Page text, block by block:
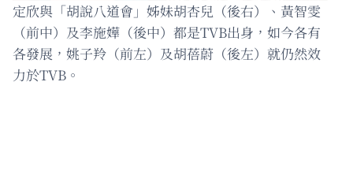
定欣與「胡說八道會」姊妹胡杏兒（後右）、黃智雯
（前中）及李施嬅（後中）都是TVB出身，如今各有
各發展，姚子羚（前左）及胡蓓蔚（後左）就仍然效
力於TVB。